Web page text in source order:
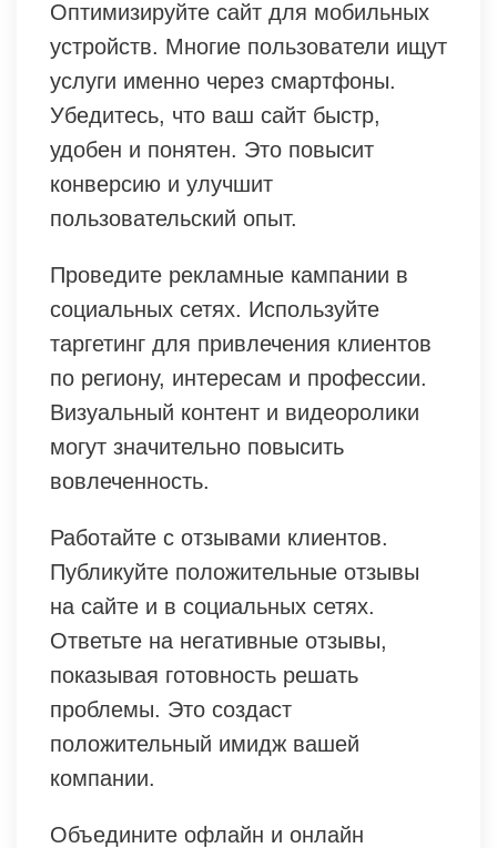
Оптимизируйте сайт для мобильных
устройств. Многие пользователи ищут
услуги именно через смартфоны.
Убедитесь, что ваш сайт быстр,
удобен и понятен. Это повысит
конверсию и улучшит
пользовательский опыт.
Проведите рекламные кампании в
социальных сетях. Используйте
таргетинг для привлечения клиентов
по региону, интересам и профессии.
Визуальный контент и видеоролики
могут значительно повысить
вовлеченность.
Работайте с отзывами клиентов.
Публикуйте положительные отзывы
на сайте и в социальных сетях.
Ответьте на негативные отзывы,
показывая готовность решать
проблемы. Это создаст
положительный имидж вашей
компании.
Объедините офлайн и онлайн